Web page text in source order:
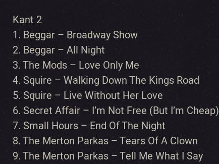
Kant 2
1. Beggar – Broadway Show
2. Beggar – All Night
3. The Mods – Love Only Me
4. Squire – Walking Down The Kings Road
5. Squire – Live Without Her Love
6. Secret Affair – I’m Not Free (But I’m Cheap)
7. Small Hours – End Of The Night
8. The Merton Parkas – Tears Of A Clown
9. The Merton Parkas – Tell Me What I Say